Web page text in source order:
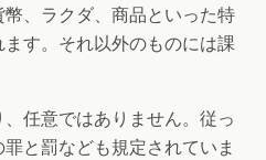
、ラクダ、商品といった特
す。それ以外のものには課
任意ではありません。従っ
と罰なども規定されていま